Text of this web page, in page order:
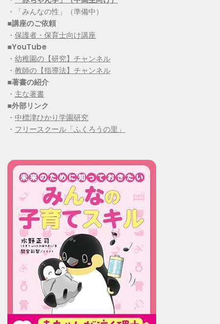
・「みんなの性」（準備中）
■講座のご依頼
・ 保護者・保育士向け講座
■YouTube
・ 幼稚園の【研究】チャンネル
・ 教師の【指導法】チャンネル
■著書の紹介
・ 主な著書
■外部リンク
・ 中標津ひかり学園研究
・ フリースクール「ふくろうの里」